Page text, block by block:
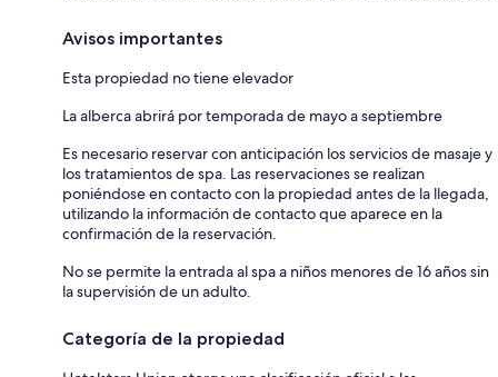
Avisos importantes
Esta propiedad no tiene elevador
La alberca abrirá por temporada de mayo a septiembre
Es necesario reservar con anticipación los servicios de masaje y
los tratamientos de spa. Las reservaciones se realizan
poniéndose en contacto con la propiedad antes de la llegada,
utilizando la información de contacto que aparece en la
confirmación de la reservación.
No se permite la entrada al spa a niños menores de 16 años sin
la supervisión de un adulto.
Categoría de la propiedad